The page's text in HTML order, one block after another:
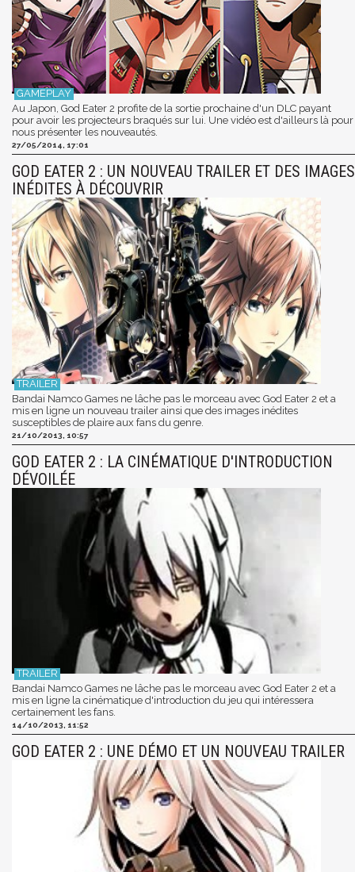
Au Japon, God Eater 2 profite de la sortie prochaine d'un DLC payant
pour avoir les projecteurs braqués sur lui. Une vidéo est d'ailleurs là pour
nous présenter les nouveautés.
27/05/2014, 17:01
GOD EATER 2 : UN NOUVEAU TRAILER ET DES IMAGES
INÉDITES À DÉCOUVRIR
Bandai Namco Games ne lâche pas le morceau avec God Eater 2 et a
mis en ligne un nouveau trailer ainsi que des images inédites
susceptibles de plaire aux fans du genre.
21/10/2013, 10:57
GOD EATER 2 : LA CINÉMATIQUE D'INTRODUCTION
DÉVOILÉE
Bandai Namco Games ne lâche pas le morceau avec God Eater 2 et a
mis en ligne la cinématique d'introduction du jeu qui intéressera
certainement les fans.
14/10/2013, 11:52
GOD EATER 2 : UNE DÉMO ET UN NOUVEAU TRAILER